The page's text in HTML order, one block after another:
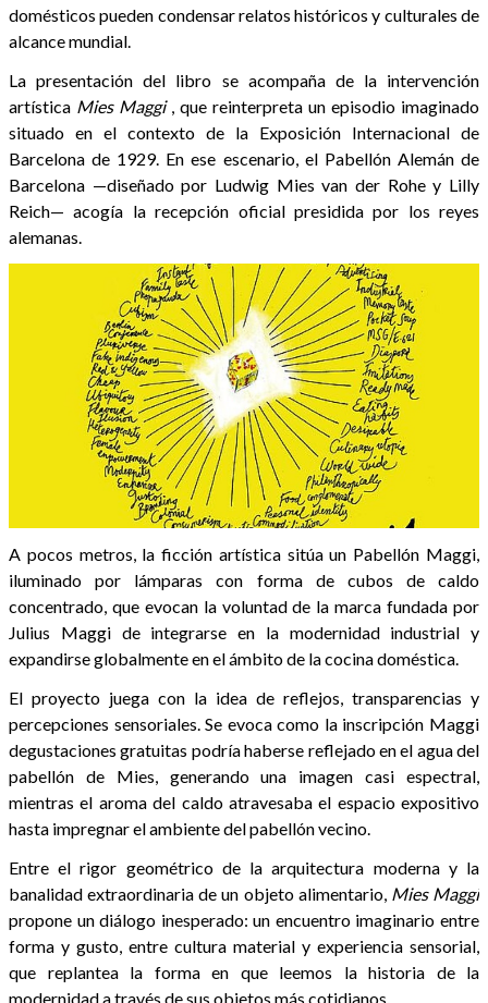
domésticos pueden condensar relatos históricos y culturales de
alcance mundial.
La presentación del libro se acompaña de la intervención
artística Mies Maggi, que reinterpreta un episodio imaginado
situado en el contexto de la Exposición Internacional de
Barcelona de 1929. En ese escenario, el Pabellón Alemán de
Barcelona —diseñado por Ludwig Mies van der Rohe y Lilly
Reich— acogía la recepción oficial presidida por los reyes
alemanas.
A pocos metros, la ficción artística sitúa un Pabellón Maggi,
iluminado por lámparas con forma de cubos de caldo
concentrado, que evocan la voluntad de la marca fundada por
Julius Maggi de integrarse en la modernidad industrial y
expandirse globalmente en el ámbito de la cocina doméstica.
El proyecto juega con la idea de reflejos, transparencias y
percepciones sensoriales. Se evoca como la inscripción Maggi
degustaciones gratuitas podría haberse reflejado en el agua del
pabellón de Mies, generando una imagen casi espectral,
mientras el aroma del caldo atravesaba el espacio expositivo
hasta impregnar el ambiente del pabellón vecino.
Entre el rigor geométrico de la arquitectura moderna y la
banalidad extraordinaria de un objeto alimentario, Mies Maggi
propone un diálogo inesperado: un encuentro imaginario entre
forma y gusto, entre cultura material y experiencia sensorial,
que replantea la forma en que leemos la historia de la
modernidad a través de sus objetos más cotidianos.